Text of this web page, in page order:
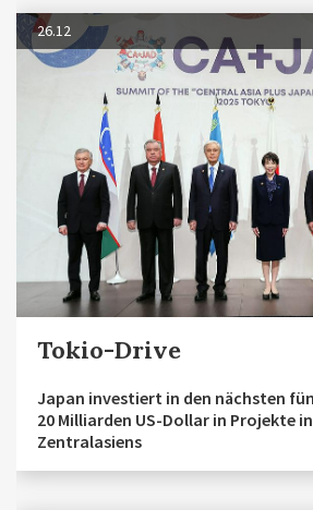
26.12
Tokio-Drive
Japan investiert in den nächsten
20 Milliarden US-Dollar in Projekte
Zentralasiens